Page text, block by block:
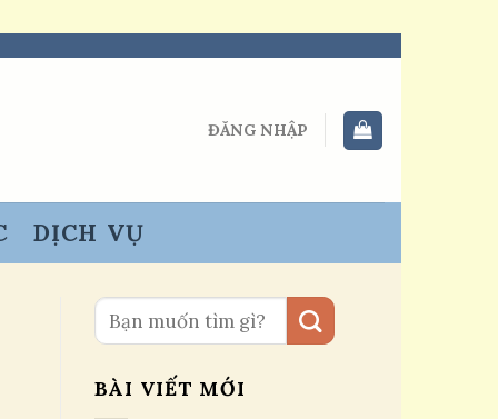
ĐĂNG NHẬP
DỊCH VỤ
BÀI VIẾT MỚI